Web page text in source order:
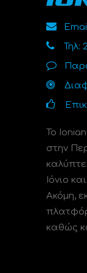
Τηλ:
Το
στην
Ιόνιο
Ακόμη,
καθώς